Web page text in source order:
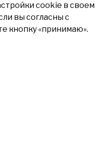
cookie в своем
вы согласны с
кнопку «принимаю».